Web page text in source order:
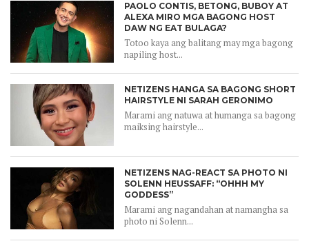
PAOLO CONTIS, BETONG, BUBOY AT
ALEXA MIRO MGA BAGONG HOST
DAW NG EAT BULAGA?
Totoo kaya ang balitang may mga bagong
napiling host...
NETIZENS HANGA SA BAGONG SHORT
HAIRSTYLE NI SARAH GERONIMO
Marami ang natuwa at humanga sa bagong
maiksing hairstyle...
NETIZENS NAG-REACT SA PHOTO NI
SOLENN HEUSSAFF: “OHHH MY
GODDESS”
Marami ang nagandahan at namangha sa
photo ni Solenn...